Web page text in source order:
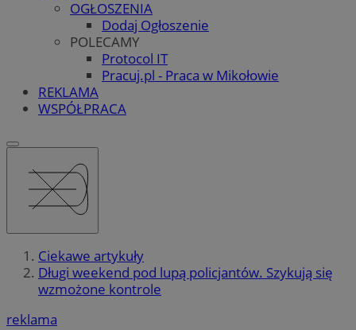
OGŁOSZENIA
Dodaj Ogłoszenie
POLECAMY
Protocol IT
Pracuj.pl - Praca w Mikołowie
REKLAMA
WSPÓŁPRACA
Ciekawe artykuły
Długi weekend pod lupą policjantów. Szykują się
wzmożone kontrole
reklama